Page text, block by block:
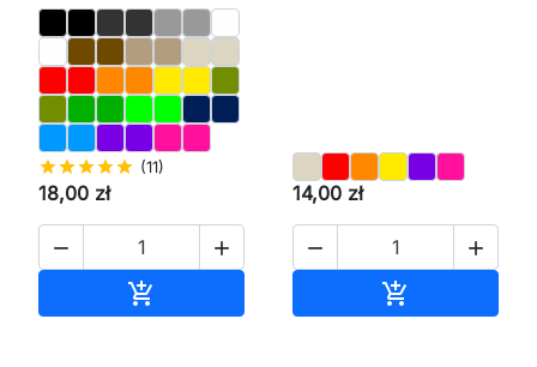
starstarstarstarstar (11)
18,00 zł
 

14,00 zł
 
